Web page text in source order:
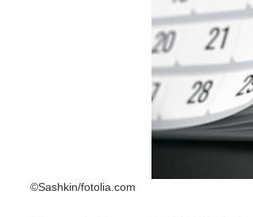
©Sashkin/fotolia.com